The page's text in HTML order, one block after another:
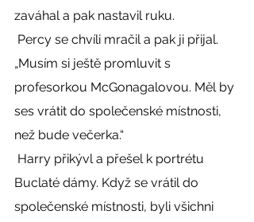
zaváhal a pak nastavil ruku.
„Musím si ještě promluvit s
profesorkou McGonagalovou. Měl by
ses vrátit do společenské místnosti,
než bude večerka.“
Buclaté dámy. Když se vrátil do
společenské místnosti, byli všichni